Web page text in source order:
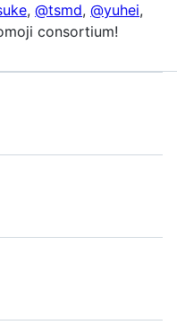
, @tsmd, @yuhei,
consortium!